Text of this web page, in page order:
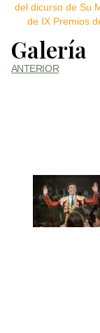
del dicurso de Su
de IX Premios
Galería
ANTERIOR